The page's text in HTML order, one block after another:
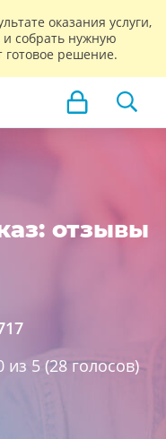
оказания услуги,
и собрать нужную
решение.
отзывы
из 5 (28голосов)